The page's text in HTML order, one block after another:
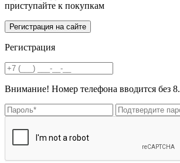
приступайте к покупкам
Регистрация
Внимание! Номер телефона вводится без